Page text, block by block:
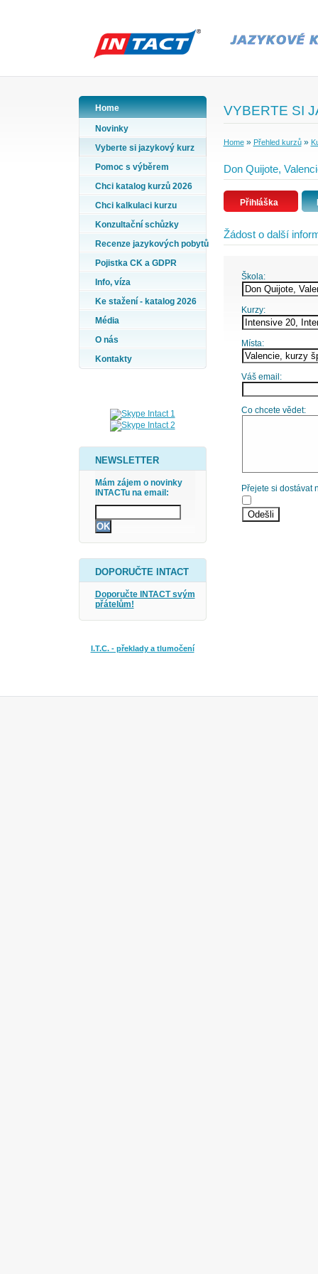
Home
Novinky
Vyberte si jazykový kurz
Pomoc s výběrem
Chci katalog kurzů 2026
Chci kalkulaci kurzu
Konzultační schůzky
Recenze jazykových pobytů
Pojistka CK a GDPR
Info, víza
Ke stažení - katalog 2026
Média
O nás
Kontakty
NEWSLETTER
Mám zájem o novinky
INTACTu na email:
DOPORUČTE INTACT
Doporučte INTACT svým
přátelům!
I.T.C. - překlady a tlumočení
VYBERTE SI
Home» Přehled kurzů»
Don Quijote,
Přihláška
Žádost o další
Škola:
Kurzy:
Místa:
Váš email:
Co chcete vědet:
Přejete si dostávat